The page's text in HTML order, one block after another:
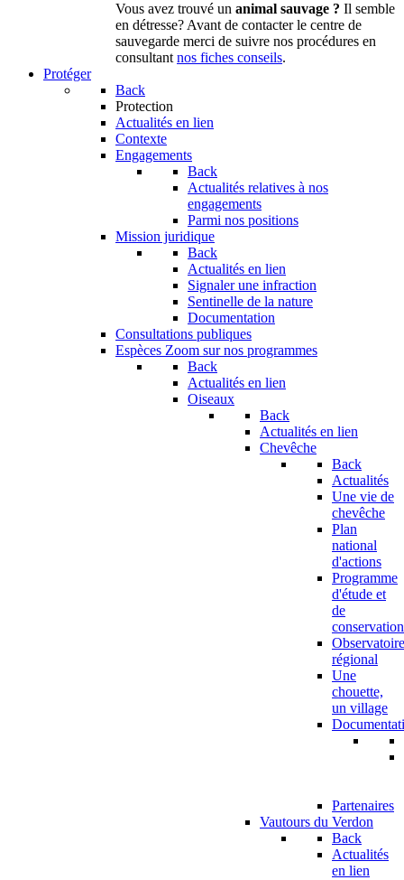
Vous avez trouvé un animal sauvage ? Il semble
en détresse? Avant de contacter le centre de
sauvegarde merci de suivre nos procédures en
consultantnos fiches conseils.
Protéger
Back
Protection
Actualités en lien
Contexte
Engagements
Back
Actualités relatives à nos
engagements
Parmi nos positions
Mission juridique
Back
Actualités en lien
Signaler une infraction
Sentinelle de la nature
Documentation
Consultations publiques
Espèces Zoom sur nos programmes
Back
Actualités en lien
Oiseaux
Back
Actualités en lien
Chevêche
Back
Actualités
Une vie de
chevêche
Plan
national
d'actions
Programme
d'étude et
de
conservation
Observatoire
régional
Une
chouette,
un village
Partenaires
Vautours du Verdon
Back
Actualités
en lien